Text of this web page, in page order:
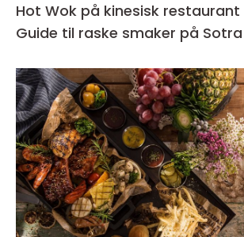
Hot Wok på kinesisk restaurant
Guide til raske smaker på Sotra